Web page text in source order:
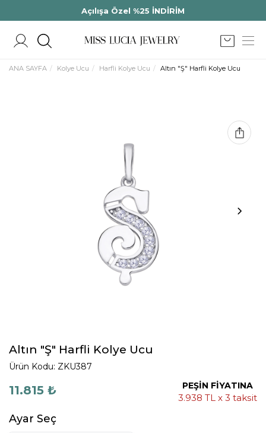
Açılışa Özel %25 İNDİRİM
ANA SAYFA Kolye Ucu Harfli Kolye Ucu Altın "Ş" Harfli Kolye Ucu
Altın "Ş" Harfli Kolye Ucu
Ürün Kodu: ZKU387
11.815 ₺ PEŞİN FİYATINA
3.938 TL x 3 taksit
Ayar Seç